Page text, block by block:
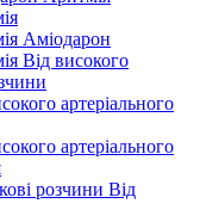
Аміодарон
Від високого
артеріального
артеріального
розчини Від